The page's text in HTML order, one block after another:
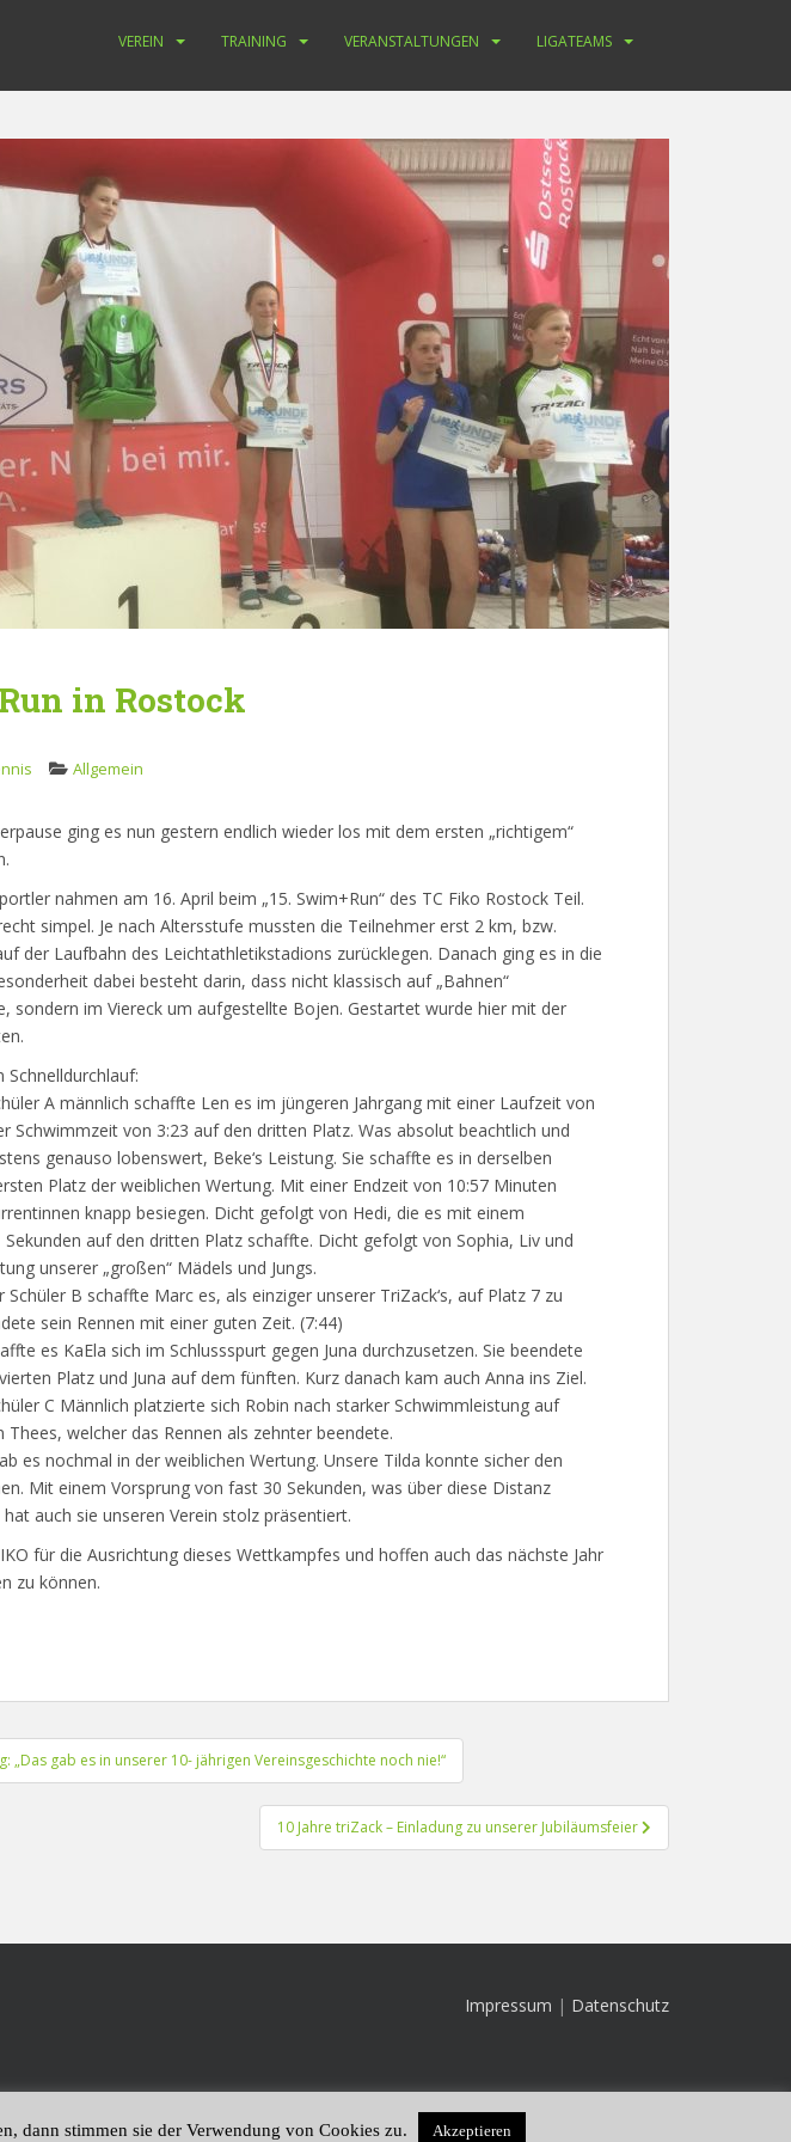
VEREIN TRAINING VERANSTALTUNGEN LIGATEAMS
in Rostock
Allgemein
ging es nun gestern endlich wieder los mit dem ersten „richtigem“
nahmen am 16. April beim „15. Swim+Run“ des TC Fiko Rostock Teil.
simpel. Je nach Altersstufe mussten die Teilnehmer erst 2 km, bzw.
der Laufbahn des Leichtathletikstadions zurücklegen. Danach ging es in die
dabei besteht darin, dass nicht klassisch auf „Bahnen“
sondern im Viereck um aufgestellte Bojen. Gestartet wurde hier mit der
Schnelldurchlauf:
A männlich schaffte Len es im jüngeren Jahrgang mit einer Laufzeit von
Schwimmzeit von 3:23 auf den dritten Platz. Was absolut beachtlich und
genauso lobenswert, Beke‘s Leistung. Sie schaffte es in derselben
Platz der weiblichen Wertung. Mit einer Endzeit von 10:57 Minuten
knapp besiegen. Dicht gefolgt von Hedi, die es mit einem
Sekunden auf den dritten Platz schaffte. Dicht gefolgt von Sophia, Liv und
unserer „großen“ Mädels und Jungs.
Schüler B schaffte Marc es, als einziger unserer TriZack‘s, auf Platz 7 zu
sein Rennen mit einer guten Zeit. (7:44)
es KaEla sich im Schlussspurt gegen Juna durchzusetzen. Sie beendete
Platz und Juna auf dem fünften. Kurz danach kam auch Anna ins Ziel.
C Männlich platzierte sich Robin nach starker Schwimmleistung auf
welcher das Rennen als zehnter beendete.
es nochmal in der weiblichen Wertung. Unsere Tilda konnte sicher den
Mit einem Vorsprung von fast 30 Sekunden, was über diese Distanz
auch sie unseren Verein stolz präsentiert.
für die Ausrichtung dieses Wettkampfes und hoffen auch das nächste Jahr
zu können.
„Das gab es in unserer 10- jährigen Vereinsgeschichte noch nie!“
10 Jahre triZack – Einladung zu unserer Jubiläumsfeier
Impressum | Datenschutz
dann stimmen sie der Verwendung von Cookies zu. Akzeptieren